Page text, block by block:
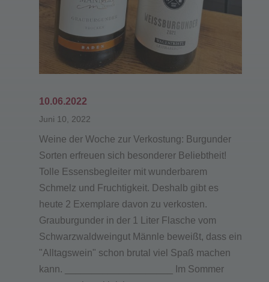
10.06.2022
Juni 10, 2022
Weine der Woche zur Verkostung: Burgunder
Sorten erfreuen sich besonderer Beliebtheit!
Tolle Essensbegleiter mit wunderbarem
Schmelz und Fruchtigkeit. Deshalb gibt es
heute 2 Exemplare davon zu verkosten.
Grauburgunder in der 1 Liter Flasche vom
Schwarzwaldweingut Männle beweißt, dass ein
"Alltagswein" schon brutal viel Spaß machen
kann. ____________________ Im Sommer